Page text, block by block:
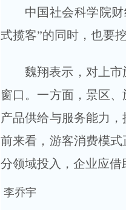
中国社会科学院
式揽客”的同时，也要
魏翔表示，对上
窗口。一方面，景区
产品供给与服务能力
前来看，游客消费模
分领域投入，企业应借
李乔宇